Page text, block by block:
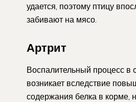
удается, поэтому птицу
забивают на мясо.
Артрит
Воспалительный процесс в
возникает вследствие
содержания белка в корме,